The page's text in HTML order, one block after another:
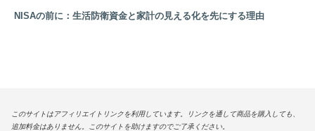
NISAの前に：生活防衛資金と家計の見える化を先にする理由
このサイトはアフィリエイトリンクを利用しています。リンクを通して商品を購入しても、
追加料金はありません。このサイトを助けますのでご了承ください。